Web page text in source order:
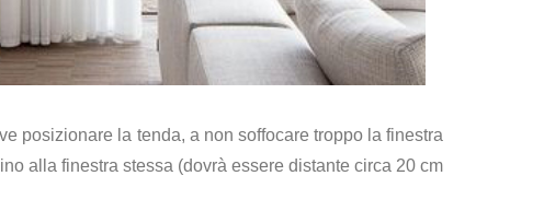
posizionare la tenda, a non soffocare troppo la finestra
alla finestra stessa (dovrà essere distante circa 20cm